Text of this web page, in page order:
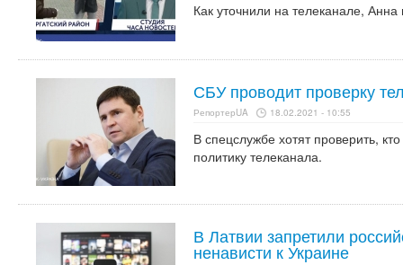
Как уточнили на телеканале,
СБУ проводит проверку
РепортерUA 18.02.2021 - 10:55
В спецслужбе хотят проверить,
политику телеканала.
В Латвии запретили
ненависти к Украине